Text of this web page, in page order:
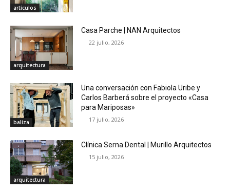
artículos
arquitectura
Casa Parche | NAN Arquitectos
22 julio, 2026
baliza
Una conversación con Fabiola Uribe y
Carlos Barberá sobre el proyecto «Casa
para Mariposas»
17 julio, 2026
arquitectura
Clínica Serna Dental | Murillo Arquitectos
15 julio, 2026